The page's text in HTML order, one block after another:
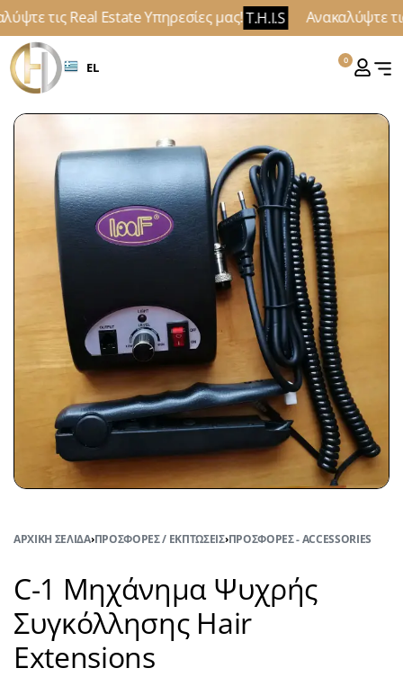
τις Real Estate Υπηρεσίες μας!T.H.I.S Ανακαλύψτε
EL 0
ΑΡΧΙΚΉ ΣΕΛΊΔΑ›ΠΡΟΣΦΟΡΈΣ / ΕΚΠΤΏΣΕΙΣ›ΠΡΟΣΦΟΡΈΣ - ACCESSORIES
C-1 Μηχάνημα Ψυχρής
Συγκόλλησης Hair
Extensions